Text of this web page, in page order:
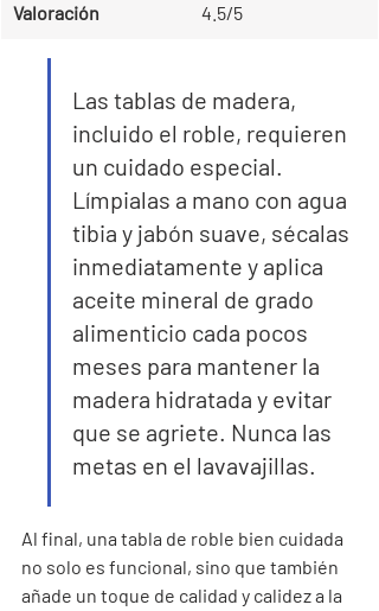
Valoración 4.5/5
Las tablas de madera,
incluido el roble, requieren
un cuidado especial.
Límpialas a mano con agua
tibia y jabón suave, sécalas
inmediatamente y aplica
aceite mineral de grado
alimenticio cada pocos
meses para mantener la
madera hidratada y evitar
que se agriete. Nunca las
metas en el lavavajillas.
Al final, una tabla de roble bien cuidada
no solo es funcional, sino que también
añade un toque de calidad y calidez a la